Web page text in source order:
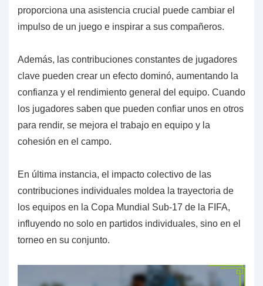
proporciona una asistencia crucial puede cambiar el
impulso de un juego e inspirar a sus compañeros.
Además, las contribuciones constantes de jugadores
clave pueden crear un efecto dominó, aumentando la
confianza y el rendimiento general del equipo. Cuando
los jugadores saben que pueden confiar unos en otros
para rendir, se mejora el trabajo en equipo y la
cohesión en el campo.
En última instancia, el impacto colectivo de las
contribuciones individuales moldea la trayectoria de
los equipos en la Copa Mundial Sub-17 de la FIFA,
influyendo no solo en partidos individuales, sino en el
torneo en su conjunto.